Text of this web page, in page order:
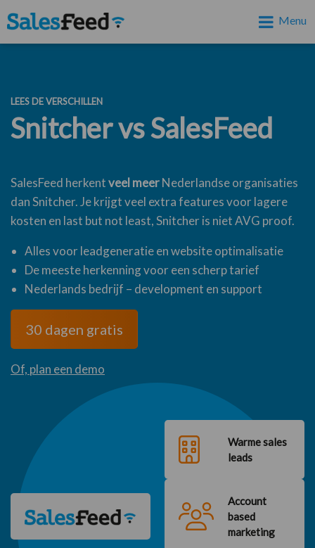
Menu
LEES DE VERSCHILLEN
Snitcher vs SalesFeed
SalesFeed herkentveel meerNederlandse organisaties
dan Snitcher. Je krijgt veel extra features voor lagere
kosten en last but not least, Snitcher is niet AVG proof.
Alles voor leadgeneratie en website optimalisatie
De meeste herkenning voor een scherp tarief
Nederlands bedrijf – development en support
30 dagen gratis
Of, plan een demo
Warme sales
leads
Account
based
marketing